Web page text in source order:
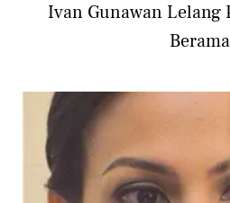
Ivan Gunawan Lelang